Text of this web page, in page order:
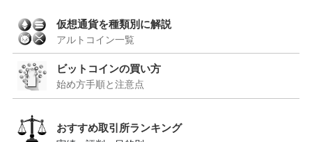
仮想通貨を種類別に解説
アルトコイン一覧
ビットコインの買い方
始め方手順と注意点
おすすめ取引所ランキング